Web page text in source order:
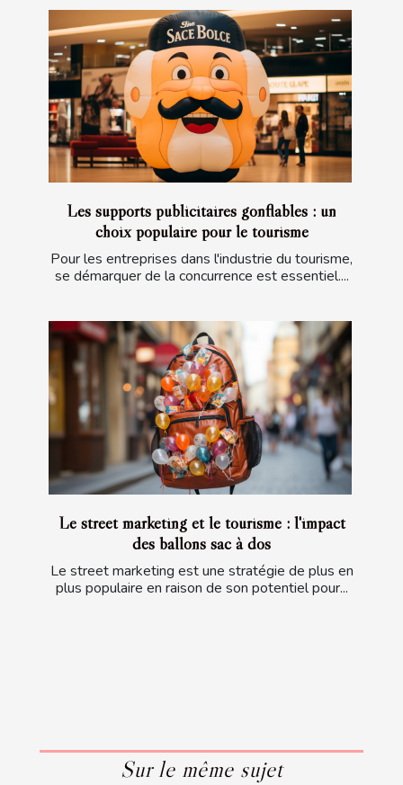
Les supports publicitaires gonflables : un
choix populaire pour le tourisme
Pour les entreprises dans l'industrie du tourisme,
se démarquer de la concurrence est essentiel....
Le street marketing et le tourisme : l'impact
des ballons sac à dos
Le street marketing est une stratégie de plus en
plus populaire en raison de son potentiel pour...
Sur le même sujet